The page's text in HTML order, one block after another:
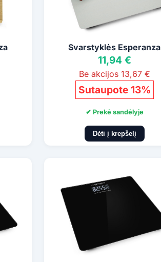
Svarstyklės Esperanza
11,94 €
Be akcijos 13,67 €
Sutaupote 13%
✔ Prekė sandėlyje
Dėti į krepšelį